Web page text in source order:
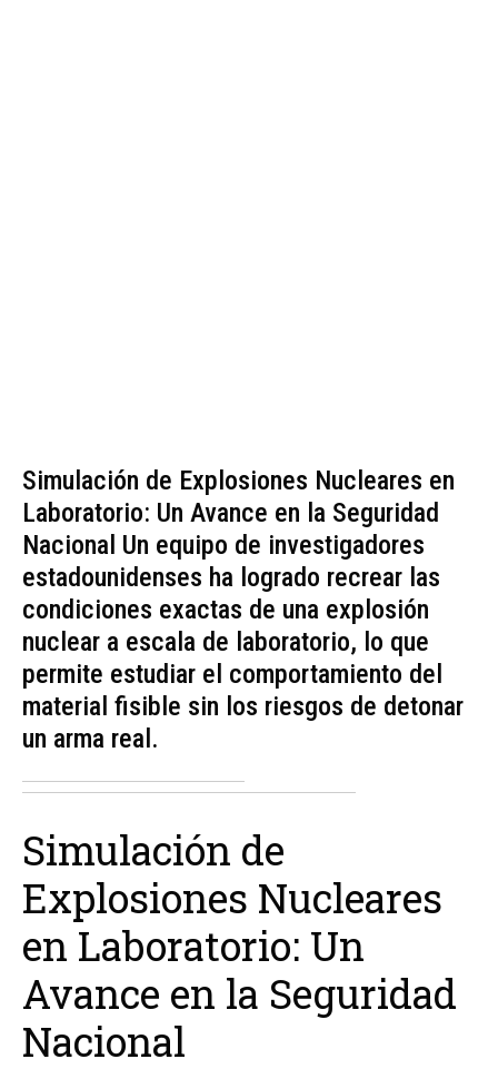
Simulación de Explosiones Nucleares en
Laboratorio: Un Avance en la Seguridad
Nacional Un equipo de investigadores
estadounidenses ha logrado recrear las
condiciones exactas de una explosión
nuclear a escala de laboratorio, lo que
permite estudiar el comportamiento del
material fisible sin los riesgos de detonar
un arma real.
Simulación de
Explosiones Nucleares
en Laboratorio: Un
Avance en la Seguridad
Nacional